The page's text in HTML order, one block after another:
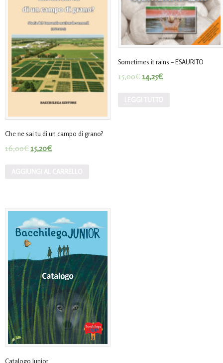
Che ne sai tu di un campo di grano?
16,00€15,20€
Sometimes it rains – ESAURITO
15,00€14,25€
Catalogo Junior